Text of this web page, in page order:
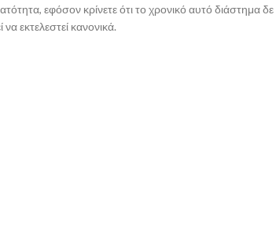
εφόσον κρίνετε ότι το χρονικό αυτό διάστημα
εκτελεστεί κανονικά.